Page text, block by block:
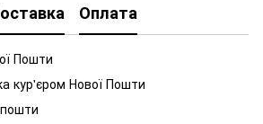
Оплата
Пошти
кур'єром Нової Пошти